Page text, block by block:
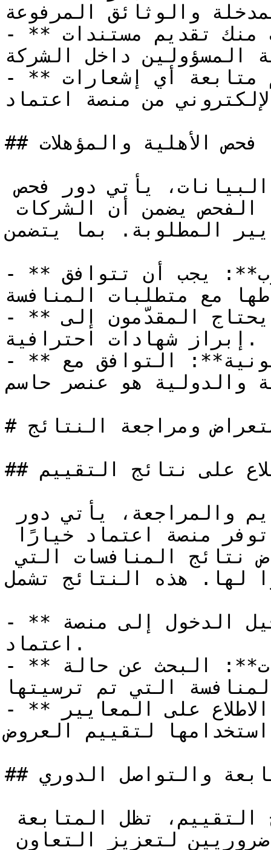
والوثائق المرفوعة.
- **تأكيد الهوية**: قد يُطلب منك تقديم مستندات
المسؤولين داخل الشركة.
- **تحديثات دورية**: من المهم متابعة أي إشعارات
من منصة اعتماد.
## فحص الأهلية والمؤهلات
بجانب إجراءات التحقق من صحة البيانات، يأتي دور فحص
المطلوبة. بما يتضمن:
- **التوافق مع النشاط المطلوب**: يجب أن تتوافق
مع متطلبات المنافسة.
- **التحقق من الشهادات**: قد يحتاج المقدّمون إلى
إبراز شهادات احترافية.
- **الامتثال للمعايير القانونية**: التوافق مع
والدولية هو عنصر حاسم.
# استعراض ومراجعة النتائج
## الاطلاع على نتائج التقييم
سهلاً للموردين تُتيح لهم استعراض نتائج المنافسات التي
لها. هذه النتائج تشمل:
- **الدخول إلى المنصة**: تسجيل الدخول إلى منصة
اعتماد.
- **اختيار خدمة استعراض المنافسات**: البحث عن حالة
التي تم ترسيتها.
- **مراجعة تفاصيل التقييم**: الاطلاع على المعايير
لتقييم العروض.
## المتابعة والتواصل الدوري